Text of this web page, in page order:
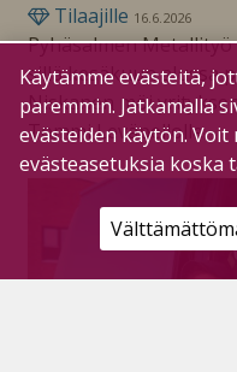
Tilaajille 16.6.2026
Pyhäsalmen
sillä kesäkuun alussa
Niskanen möi
Tommi Leväpellolle.
Käytämme evästeitä,
paremmin. Jatkamalla
evästeiden käytön. Voit
evästeasetuksia koska